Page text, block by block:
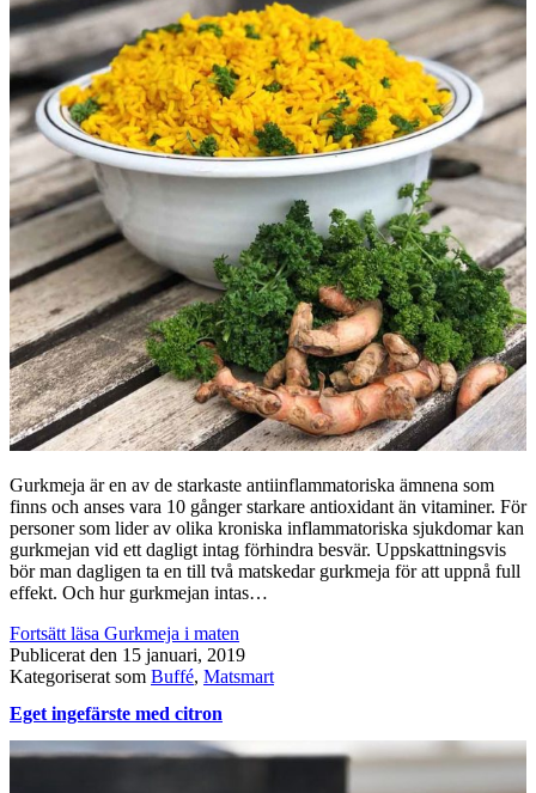
Gurkmeja är en av de starkaste antiinflammatoriska ämnena som
finns och anses vara 10 gånger starkare antioxidant än vitaminer. För
personer som lider av olika kroniska inflammatoriska sjukdomar kan
gurkmejan vid ett dagligt intag förhindra besvär. Uppskattningsvis
bör man dagligen ta en till två matskedar gurkmeja för att uppnå full
effekt. Och hur gurkmejan intas…
Fortsätt läsa Gurkmeja i maten
Publicerat den 15 januari, 2019
Kategoriserat som Buffé, Matsmart
Eget ingefärste med citron